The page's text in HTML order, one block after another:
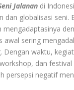
Jalanan di
dan globalisasi
mengadaptasinya
awal sering
Dengan waktu,
dan
persepsi negatif